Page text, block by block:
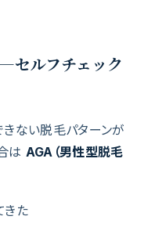
セルフチェック
ない脱毛パターンが
は AGA（男性型脱毛
きた